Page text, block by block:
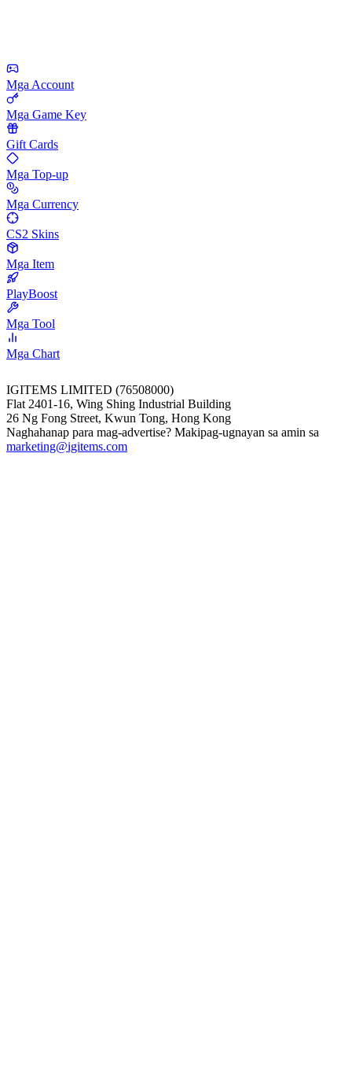
Mga Account
Mga Game Key
Gift Cards
Mga Top-up
Mga Currency
CS2 Skins
Mga Item
PlayBoost
Mga Tool
Mga Chart
IGITEMS LIMITED (76508000)
Flat 2401-16, Wing Shing Industrial Building
26 Ng Fong Street, Kwun Tong, Hong Kong
Naghahanap para mag-advertise? Makipag-ugnayan sa amin sa
marketing@igitems.com